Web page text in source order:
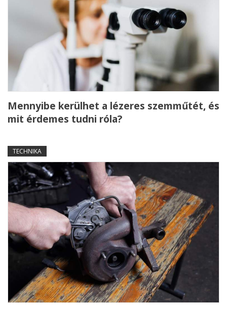
Mennyibe kerülhet a lézeres szemműtét, és
mit érdemes tudni róla?
TECHNIKA